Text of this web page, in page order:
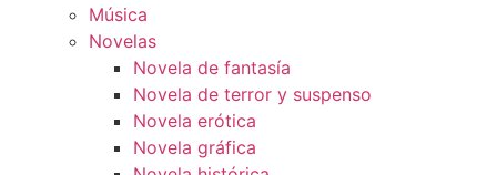
Música
Novelas
Novela de fantasía
Novela de terror y suspenso
Novela erótica
Novela gráfica